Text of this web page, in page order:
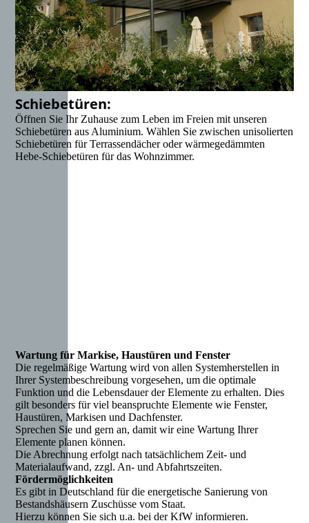
Schiebetüren:
Öffnen Sie Ihr Zuhause zum Leben im Freien mit unseren
Schiebetüren aus Aluminium. Wählen Sie zwischen unisolierten
Schiebetüren für Terrassendächer oder wärmegedämmten
Hebe-Schiebetüren für das Wohnzimmer.
Wartung für Markise, Haustüren und Fenster
Die regelmäßige Wartung wird von allen Systemherstellen in
Ihrer Systembeschreibung vorgesehen, um die optimale
Funktion und die Lebensdauer der Elemente zu erhalten. Dies
gilt besonders für viel beanspruchte Elemente wie Fenster,
Haustüren, Markisen und Dachfenster.
Sprechen Sie und gern an, damit wir eine Wartung Ihrer
Elemente planen können.
Die Abrechnung erfolgt nach tatsächlichem Zeit- und
Materialaufwand, zzgl. An- und Abfahrtszeiten.
Fördermöglichkeiten
Es gibt in Deutschland für die energetische Sanierung von
Bestandshäusern Zuschüsse vom Staat.
Hierzu können Sie sich u.a. bei der KfW informieren.